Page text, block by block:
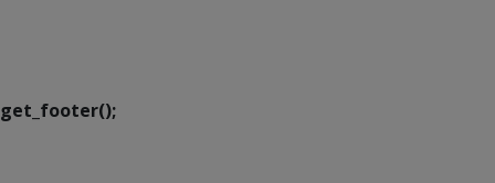
get_footer();